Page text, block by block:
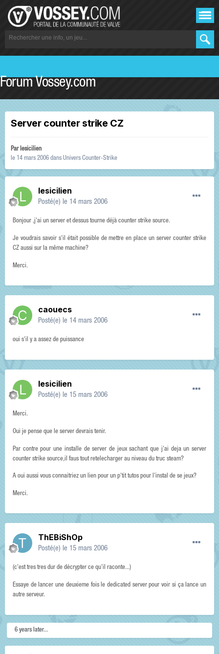
Forum Vossey.com
Server counter strike CZ
Parlesicilien
le 14 mars 2006 dans Univers Counter-Strike
lesicilien
Posté(e) le 14 mars 2006
Bonjour ,j'ai un server et dessus tourne déjà counter strike source.
Je voudrais savoir s'il était possible de mettre en place un server counter strike
CZ aussi sur la même machine?
Merci.
caouecs
Posté(e) le 14 mars 2006
oui s'il y a assez de puissance
lesicilien
Posté(e) le 15 mars 2006
Merci.
Oui je pense que le server devrais tenir.
Par contre pour une installe de server de jeux sachant que j'ai deja un server
counter strike source,il faus tout retelecharger au niveau du truc steam?
A oui aussi vous connaitriez un lien pour un p'tit tutos pour l'instal de se jeux?
Merci.
ThEBiShOp
Posté(e) le 15 mars 2006
(c'est tres tres dur de décrypter ce qu'il raconte...)
Essaye de lancer une deuxieme fois le dedicated server pour voir si ça lance un
autre serveur.
6 years later...